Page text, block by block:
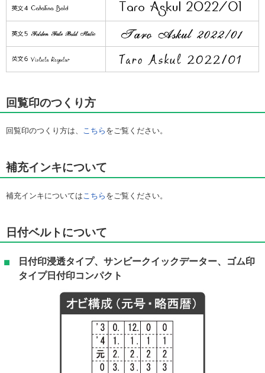
回覧印のつくり方
回覧印のつくり方は、 こちら をご覧ください。
補充インキについて
補充インキについては こちら をご覧ください。
日付ベルトについて
日付印浸透タイプ、サンビークイックデーター、ゴム印
タイプ日付印コンパクト